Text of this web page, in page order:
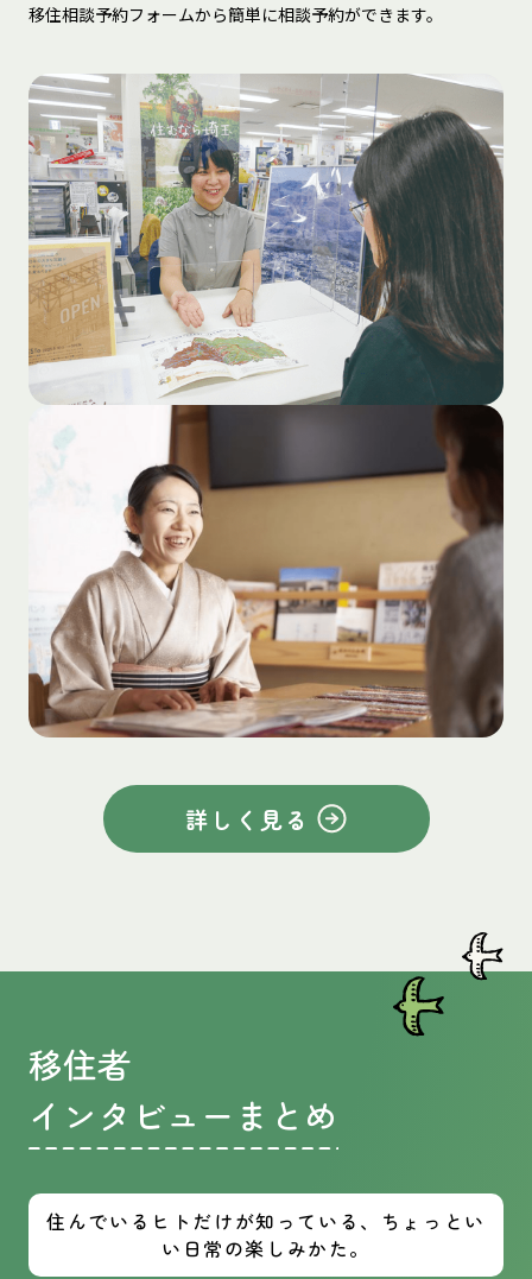
移住相談予約フォームから簡単に相談予約ができます。
詳しく見る
移住者
インタビューまとめ
住んでいるヒトだけが知っている、ちょっとい
い日常の楽しみかた。